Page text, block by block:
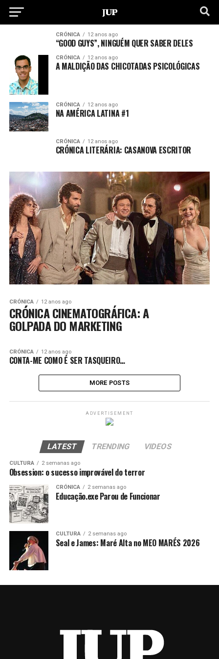
CRÓNICA 12 anos ago
“GOOD GUYS”, NINGUÉM QUER SABER DELES
CRÓNICA 12 anos ago
A MALDIÇÃO DAS CHICOTADAS PSICOLÓGICAS
CRÓNICA 12 anos ago
NA AMÉRICA LATINA #1
CRÓNICA 12 anos ago
CRÓNICA LITERÁRIA: CASANOVA ESCRITOR
CRÓNICA 12 anos ago
CRÓNICA CINEMATOGRÁFICA: A
GOLPADA DO MARKETING
CRÓNICA 12 anos ago
CONTA-ME COMO É SER TASQUEIRO…
MORE POSTS
ADVERTISEMENT
LATEST TRENDING VIDEOS
CULTURA 2 semanas ago
Obsession: o sucesso improvável do terror
CRÓNICA 2 semanas ago
Educação.exe Parou de Funcionar
CULTURA 2 semanas ago
Seal e James: Maré Alta no MEO MARÉS 2026